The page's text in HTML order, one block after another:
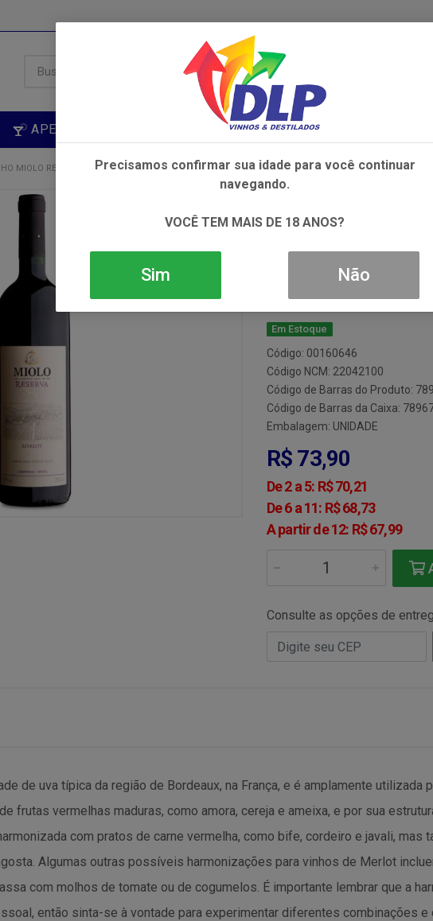
APERITIVOS NÃO ALCOÓLICOS ALIMENTOS
MIOLO RESERVA MERLOT 1X750ML
Vinho Miolo
1x750ml
Em Estoque
Código: 00160646
Código NCM: 22042100
Código de Barras do Produto:
Código de Barras da Caixa:
Embalagem: UNIDADE
R$ 73,90
De 2 a 5: R$ 70,21
De 6 a 11: R$ 68,73
A partir de 12: R$ 67,99
Consulte as opções de
de uva típica da região de Bordeaux, na França, e é amplamente utilizada
frutas vermelhas maduras, como amora, cereja e ameixa, e por sua
com pratos de carne vermelha, como bife, cordeiro e javali, mas
Algumas outras possíveis harmonizações para vinhos de Merlot
com molhos de tomate ou de cogumelos. É importante lembrar que a
então sinta-se à vontade para experimentar diferentes combinações
Precisamos confirmar sua idade para você continuar
navegando.
VOCÊ TEM MAIS DE 18 ANOS?
Sim Não